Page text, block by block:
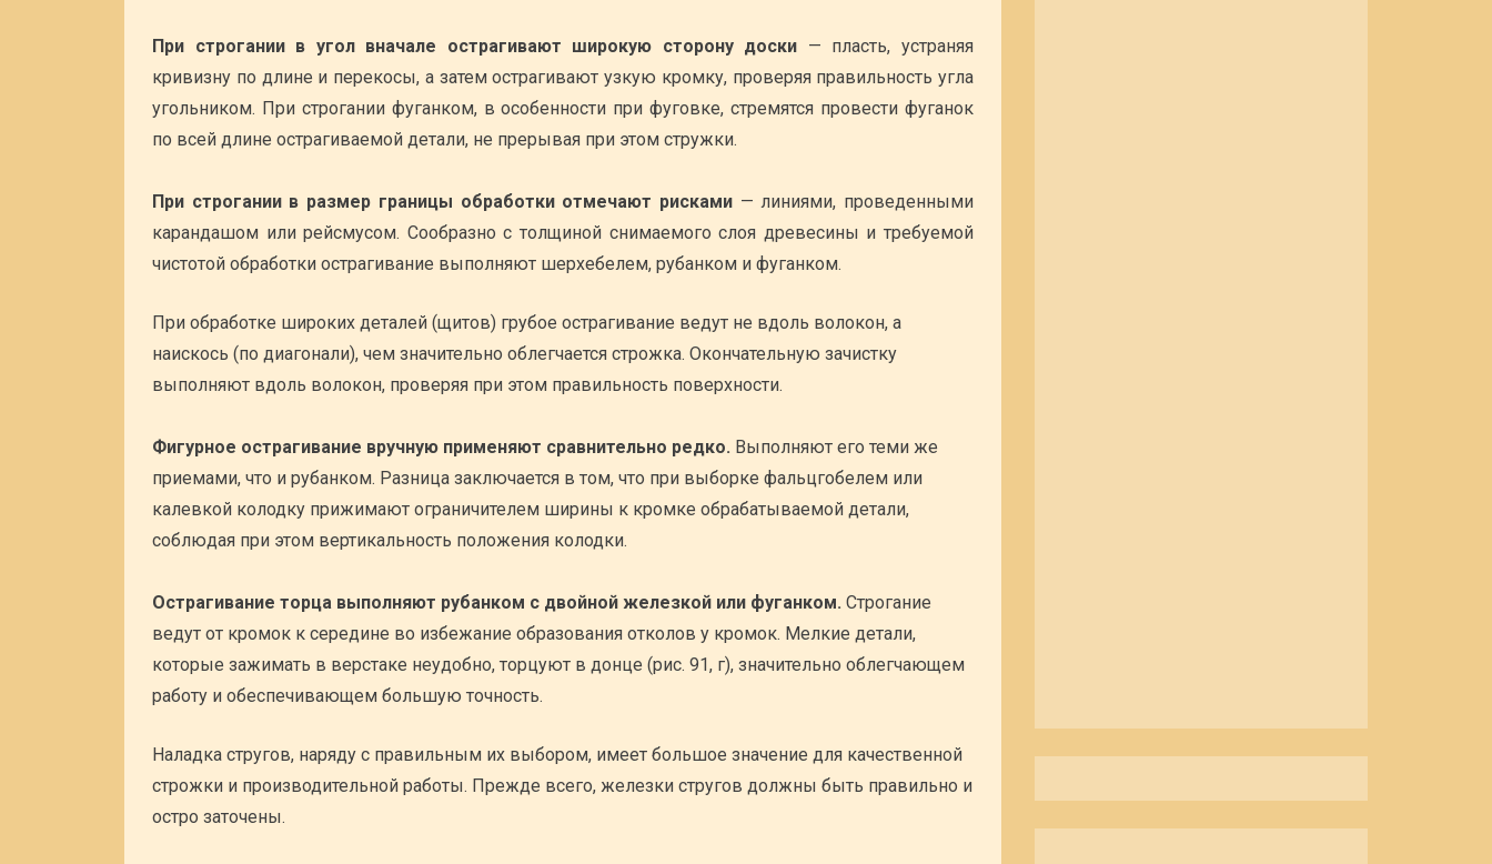
При строгании в угол вначале острагивают широкую сторону доски — пласть, устраняя
кривизну по длине и перекосы, а затем острагивают узкую кромку, проверяя правильность угла
угольником. При строгании фуганком, в особенности при фуговке, стремятся провести фуганок
по всей длине острагиваемой детали, не прерывая при этом стружки.
При строгании в размер границы обработки отмечают рисками— линиями, проведенными
карандашом или рейсмусом. Сообразно с толщиной снимаемого слоя древесины и требуемой
чистотой обработки острагивание выполняют шерхебелем, рубанком и фуганком.
При обработке широких деталей (щитов) грубое острагивание ведут не вдоль волокон, а
наискось (по диагонали), чем значительно облегчается строжка. Окончательную зачистку
выполняют вдоль волокон, проверяя при этом правильность поверхности.
Фигурное острагивание вручную применяют сравнительно редко. Выполняют его теми же
приемами, что и рубанком. Разница заключается в том, что при выборке фальцгобелем или
калевкой колодку прижимают ограничителем ширины к кромке обрабатываемой детали,
соблюдая при этом вертикальность положения колодки.
Острагивание торца выполняют рубанком с двойной железкой или фуганком. Строгание
ведут от кромок к середине во избежание образования отколов у кромок. Мелкие детали,
которые зажимать в верстаке неудобно, торцуют в донце (рис. 91, г), значительно облегчающем
работу и обеспечивающем большую точность.
Наладка стругов, наряду с правильным их выбором, имеет большое значение для качественной
строжки и производительной работы. Прежде всего, железки стругов должны быть правильно и
остро заточены.